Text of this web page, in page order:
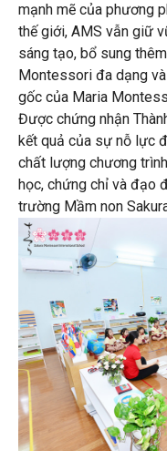
mạnh mẽ của phương
thế giới, AMS vẫn giữ
sáng tạo, bổ sung
Montessori đa dạng
gốc của Maria
Được chứng nhận
kết quả của sự nỗ lực
chất lượng chương
học, chứng chỉ và đạo
trường Mầm non